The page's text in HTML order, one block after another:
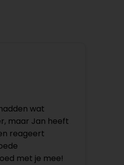
wat
maar Jan heeft
reageert
met je mee!